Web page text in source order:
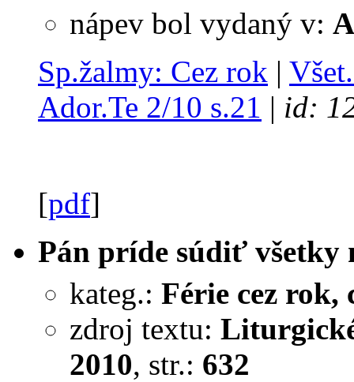
nápev bol vydaný v:
Sp.žalmy: Cez rok |
Ador.Te 2/10 s.21 | id:
[pdf]
Pán príde súdiť všetky
kateg.: Férie cez
zdroj textu:
2010, str.: 632